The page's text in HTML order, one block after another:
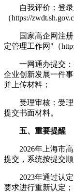
自我评价：登录
（https://
国家高企网注册
定管理工作网"（
一网通办提交：
企业创新发展一件
并上传材料；
受理审核：受理
提交书面材料。
五、重要提醒
2026年上海市高
提交，系统按提交
2023年通过认定
要求进行重新认定；